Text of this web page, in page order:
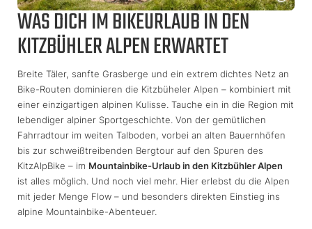
WAS DICH IM BIKEURLAUB IN DEN
KITZBÜHLER ALPEN ERWARTET
Breite Täler, sanfte Grasberge und ein extrem dichtes Netz an
Bike-Routen dominieren die Kitzbüheler Alpen – kombiniert mit
einer einzigartigen alpinen Kulisse. Tauche ein in die Region mit
lebendiger alpiner Sportgeschichte. Von der gemütlichen
Fahrradtour im weiten Talboden, vorbei an alten Bauernhöfen
bis zur schweißtreibenden Bergtour auf den Spuren des
KitzAlpBike – im Mountainbike-Urlaub in den Kitzbühler Alpen
ist alles möglich. Und noch viel mehr. Hier erlebst du die Alpen
mit jeder Menge Flow – und besonders direkten Einstieg ins
alpine Mountainbike-Abenteuer.